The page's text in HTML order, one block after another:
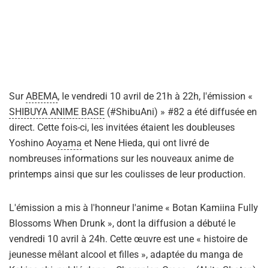
SurABEMA, le vendredi 10 avril de 21h à 22h, l'émission «
SHIBUYA ANIME BASE (#ShibuAni) » #82 a été diffusée en
direct. Cette fois-ci, les invitées étaient les doubleuses
Yoshino Aoyama et Nene Hieda, qui ont livré de
nombreuses informations sur les nouveaux anime de
printemps ainsi que sur les coulisses de leur production.
L'émission a mis à l'honneur l'anime « Botan Kamiina Fully
Blossoms When Drunk », dont la diffusion a débuté le
vendredi 10 avril à 24h. Cette œuvre est une « histoire de
jeunesse mêlant alcool et filles », adaptée du manga de